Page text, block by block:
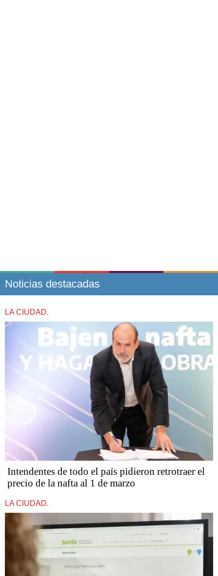
Noticias destacadas
LA CIUDAD.
Intendentes de todo el país pidieron retrotraer el
precio de la nafta al 1 de marzo
LA CIUDAD.